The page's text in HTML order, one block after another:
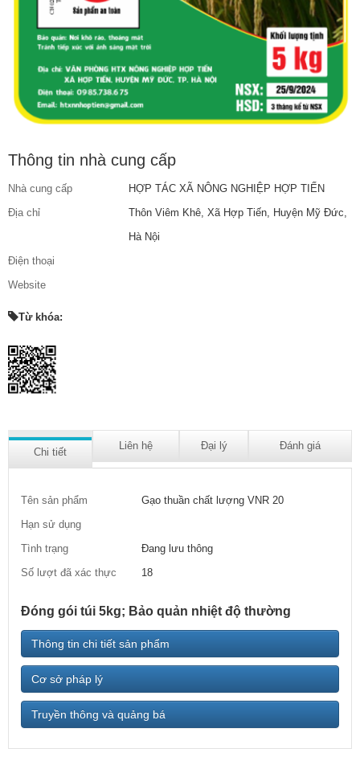
Thông tin nhà cung cấp
Nhà cung cấp
HỢP TÁC XÃ NÔNG NGHIỆP HỢP TIẾN
Địa chỉ
Thôn Viêm Khê, Xã Hợp Tiến, Huyện Mỹ Đức,
Hà Nội
Điện thoại
Website
Từ khóa:
Chi tiết
Liên hệ Đại lý Đánh giá
Tên sản phẩm
Gạo thuần chất lượng VNR 20
Hạn sử dụng
Tình trạng
Đang lưu thông
Số lượt đã xác thực
18
Đóng gói túi 5kg; Bảo quản nhiệt độ thường
Thông tin chi tiết sản phẩm
Cơ sở pháp lý
Truyền thông và quảng bá